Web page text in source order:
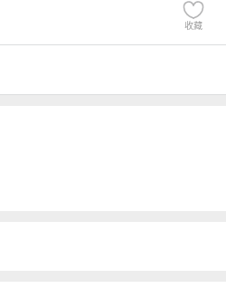
收藏